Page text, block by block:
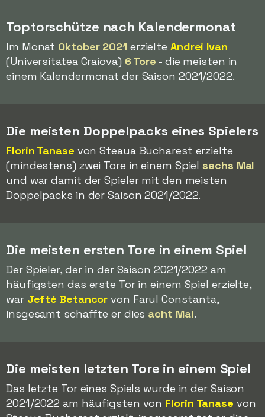
Toptorschütze nach Kalendermonat
Im Monat Oktober 2021erzielte Andrei Ivan
(Universitatea Craiova) 6 Tore - die meisten in
einem Kalendermonat der Saison 2021/2022.
Die meisten Doppelpacks eines Spielers
Florin Tanase von Steaua Bucharest erzielte
(mindestens) zwei Tore in einem Spielsechs Mal
und war damit der Spieler mit den meisten
Doppelpacks in der Saison 2021/2022.
Die meisten ersten Tore in einem Spiel
Der Spieler, der in der Saison 2021/2022 am
häufigsten das erste Tor in einem Spiel erzielte,
war Jefté Betancor von Farul Constanta,
insgesamt schaffte er dies acht Mal.
Die meisten letzten Tore in einem Spiel
Das letzte Tor eines Spiels wurde in der Saison
2021/2022 am häufigsten von Florin Tanase von